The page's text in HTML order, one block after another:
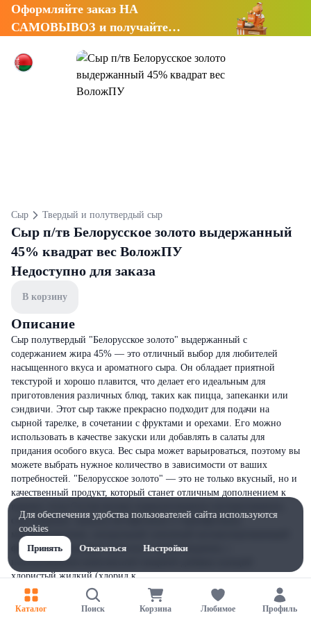
Оформляйте заказ НА
САМОВЫВОЗ и получайте
Сыр Твердый и полутвердый сыр
Сыр п/тв Белорусское золото выдержанный
45% квадрат вес ВоложПУ
Недоступно для заказа
В корзину
Описание
Сыр полутвердый "Белорусское золото" выдержанный с
содержанием жира 45% — это отличный выбор для любителей
насыщенного вкуса и ароматного сыра. Он обладает приятной
текстурой и хорошо плавится, что делает его идеальным для
приготовления различных блюд, таких как пицца, запеканки или
сэндвичи. Этот сыр также прекрасно подходит для подачи на
сырной тарелке, в сочетании с фруктами и орехами. Его можно
использовать в качестве закуски или добавлять в салаты для
придания особого вкуса. Вес сыра может варьироваться, поэтому вы
можете выбрать нужное количество в зависимости от ваших
потребностей. "Белорусское золото" — это не только вкусный, но и
качественный продукт, который станет отличным дополнением к
соль пищевая, закваска мезофильных и термофильных
микроорганизмов, натуральный сычужный молокосвертывающий
ферментный препарат животного происхождения, с
использованием комплексной пищевой добавки кальций
хлористый жидкий (хлорид к
Каталог Поиск Корзина Любимое Профиль
Для обеспечения удобства пользователей сайта используются
cookies
Принять
Отказаться Настройки